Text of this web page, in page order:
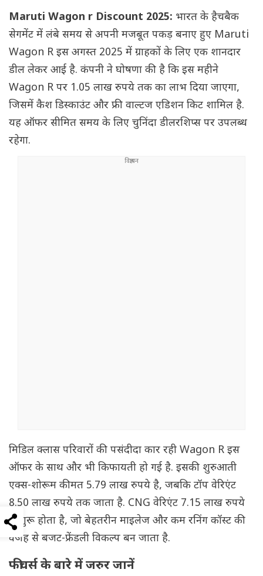
Maruti Wagon r Discount 2025: भारत के हैचबैक
सेगमेंट में लंबे समय से अपनी मजबूत पकड़ बनाए हुए Maruti
Wagon R इस अगस्त 2025 में ग्राहकों के लिए एक शानदार
डील लेकर आई है. कंपनी ने घोषणा की है कि इस महीने
Wagon R पर 1.05 लाख रुपये तक का लाभ दिया जाएगा,
जिसमें कैश डिस्काउंट और फ्री वाल्टज एडिशन किट शामिल है.
यह ऑफर सीमित समय के लिए चुनिंदा डीलरशिप्स पर उपलब्ध
रहेगा.
मिडिल क्लास परिवारों की पसंदीदा कार रही Wagon R इस
ऑफर के साथ और भी किफायती हो गई है. इसकी शुरुआती
एक्स-शोरूम कीमत 5.79 लाख रुपये है, जबकि टॉप वेरिएंट
8.50 लाख रुपये तक जाता है. CNG वेरिएंट 7.15 लाख रुपये
से शुरू होता है, जो बेहतरीन माइलेज और कम रनिंग कॉस्ट की
वजह से बजट-फ्रेंडली विकल्प बन जाता है.
फीचर्स के बारे में जरुर जानें